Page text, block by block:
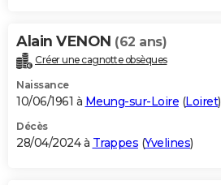
Alain VENON (62 ans)
Créer une cagnotte obsèques
Naissance
10/06/1961 à Meung-sur-Loire (Loiret)
Décès
28/04/2024 à Trappes (Yvelines)